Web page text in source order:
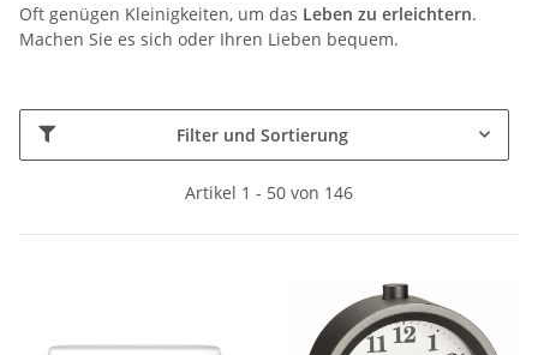
Oft genügen Kleinigkeiten, um das Leben zu erleichtern.
Machen Sie es sich oder Ihren Lieben bequem.
Filter und Sortierung
Artikel 1 - 50 von 146